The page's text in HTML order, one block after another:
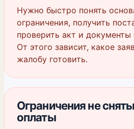
Нужно быстро понять
ограничения, получить
проверить акт и документы
От этого зависит, какое
жалобу готовить.
Ограничения не
оплаты